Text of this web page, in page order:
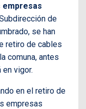
empresas
de
se han
retiro de cables
comuna, antes
en vigor.
en el retiro de
empresas